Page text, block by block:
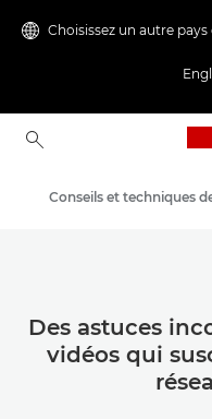
Choisissez un autre
Des astuces
vidéos qui